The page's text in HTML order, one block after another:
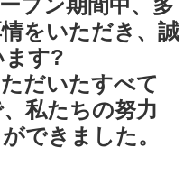
プン期間中、多
をいただき、誠
ます?
だいたすべて
私たちの努力
できました。